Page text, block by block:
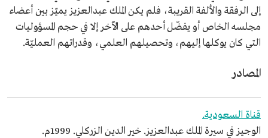
إلى الرفقة والألفة القريبة، فلم يكن الملك عبدالعزيز يميّز بين أعضاء
مجلسه الخاص أو يفضّل أحدهم على الآخر إلا في حجم المسؤوليات
التي كان يوكلها إليهم، وتحصيلهم العلمي، وقدراتهم العمليّة.
المصادر
قناة السعودية.
الوجيز في سيرة الملك عبدالعزيز. خير الدين الزركلي. 1999م.